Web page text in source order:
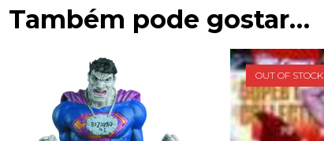
Também pode gostar…
OUT OF STOCK